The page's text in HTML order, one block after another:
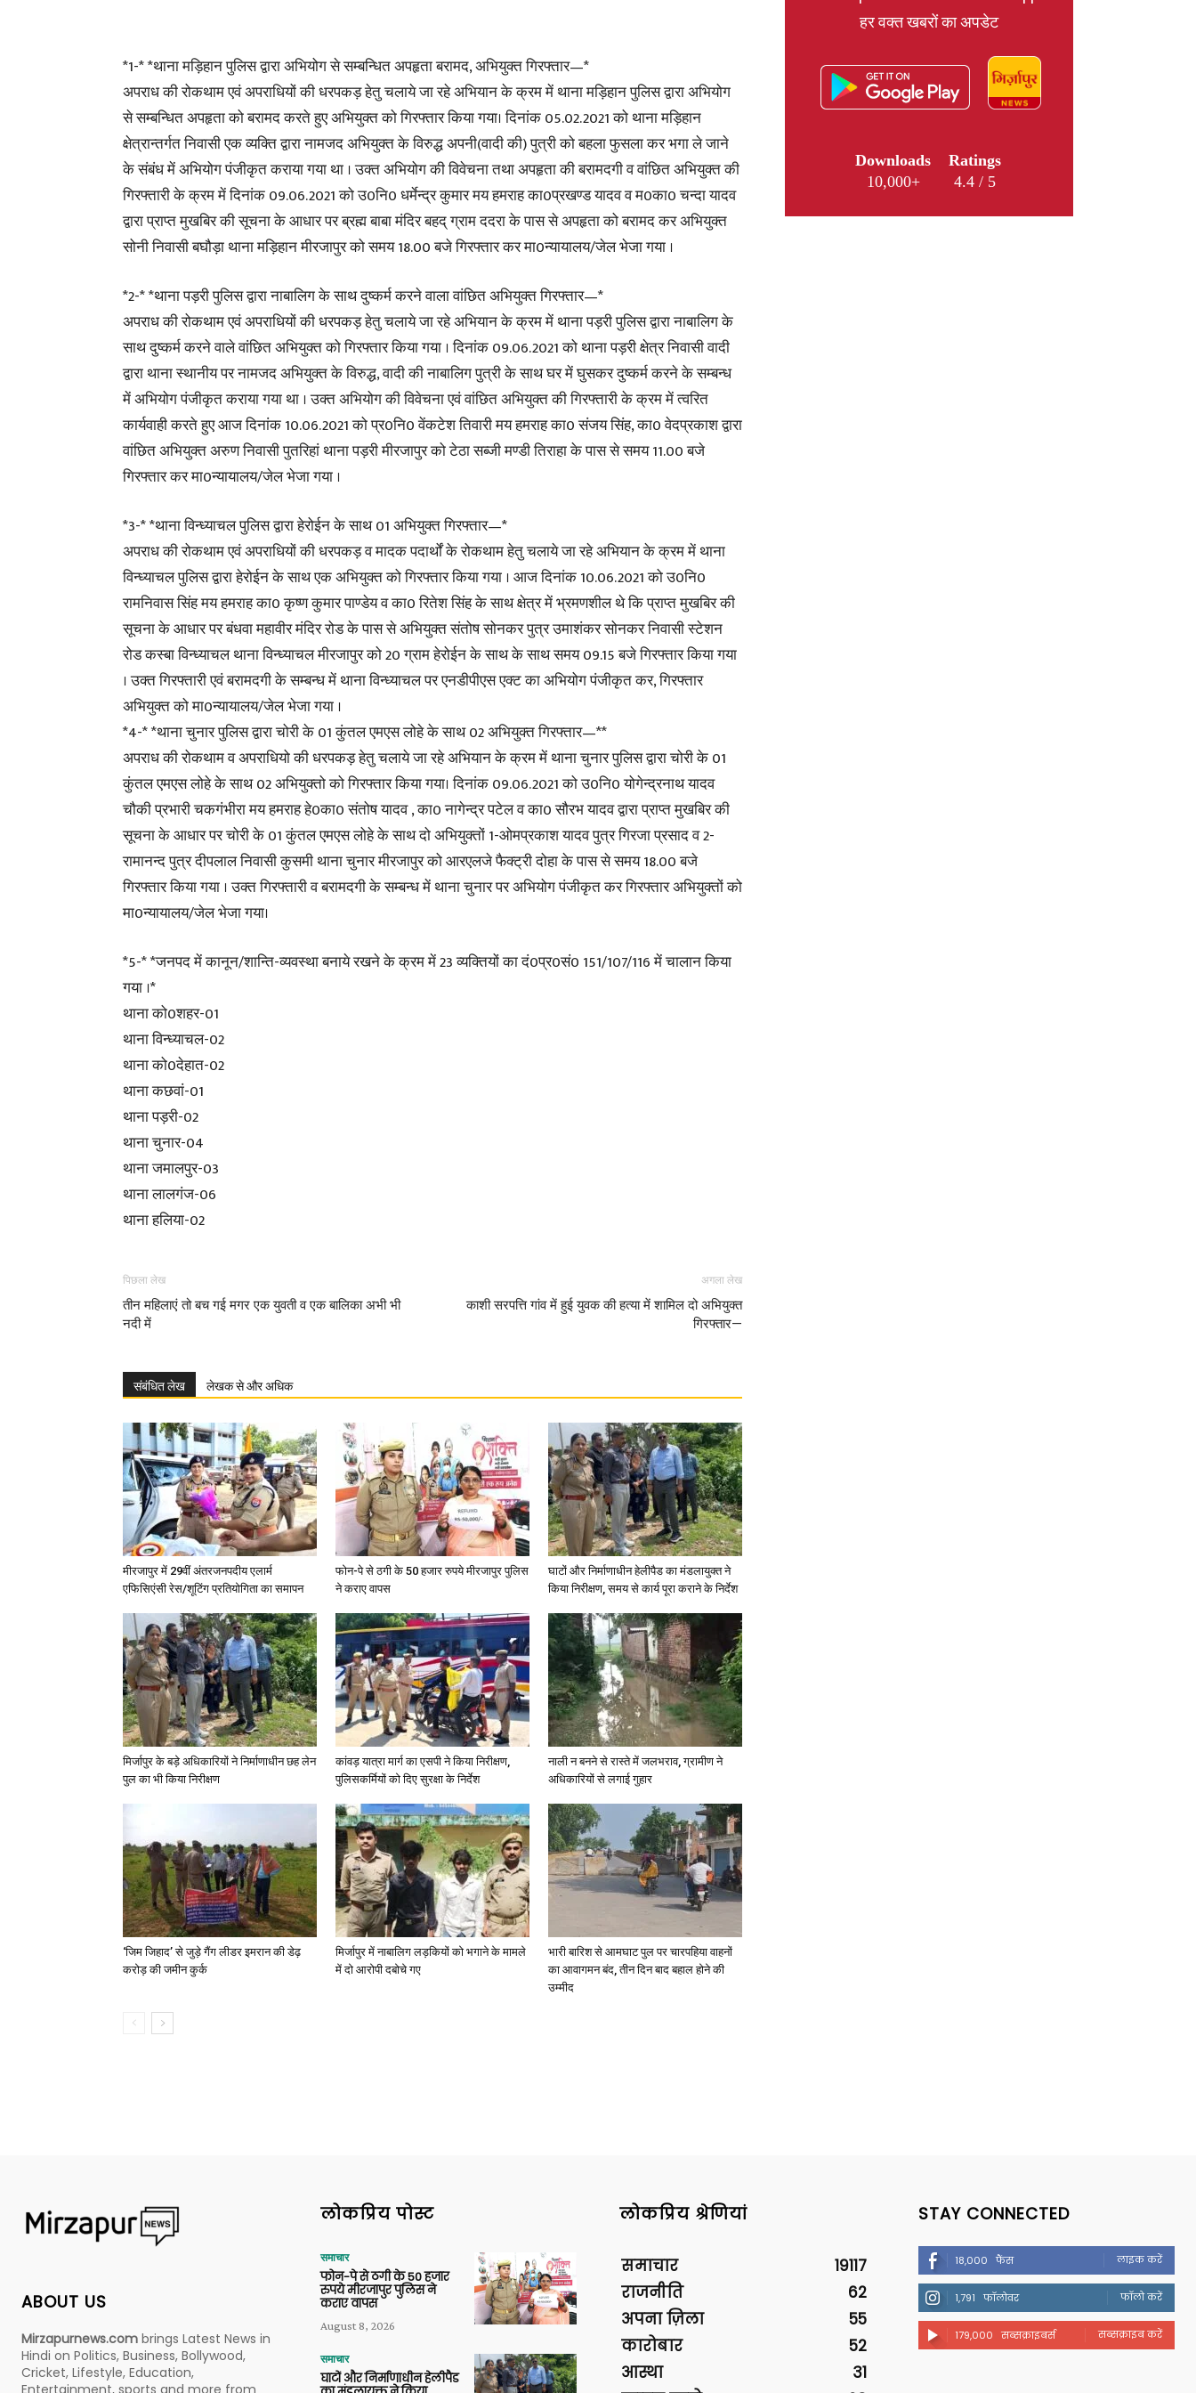
News,
Latest
News
in
Hindi,
Today
Hindi
*1-* *थाना मड़िहान पुलिस द्वारा अभियोग से सम्बन्धित अपहृता बरामद, अभियुक्त गिरफ्तार—*
अपराध की रोकथाम एवं अपराधियों की धरपकड़ हेतु चलाये जा रहे अभियान के क्रम में थाना मड़िहान पुलिस द्वारा अभियोग
से सम्बन्धित अपहृता को बरामद करते हुए अभियुक्त को गिरफ्तार किया गया। दिनांक 05.02.2021 को थाना मड़िहान
क्षेत्रान्तर्गत निवासी एक व्यक्ति द्वारा नामजद अभियुक्त के विरुद्ध अपनी(वादी की) पुत्री को बहला फुसला कर भगा ले जाने
के संबंध में अभियोग पंजीकृत कराया गया था । उक्त अभियोग की विवेचना तथा अपहृता की बरामदगी व वांछित अभियुक्त की
गिरफ्तारी के क्रम में दिनांक 09.06.2021 को उ0नि0 धर्मेन्द्र कुमार मय हमराह का0प्रखण्ड यादव व म0का0 चन्दा यादव
द्वारा प्राप्त मुखबिर की सूचना के आधार पर ब्रह्म बाबा मंदिर बहद् ग्राम ददरा के पास से अपहृता को बरामद कर अभियुक्त
सोनी निवासी बघौड़ा थाना मड़िहान मीरजापुर को समय 18.00 बजे गिरफ्तार कर मा0न्यायालय/जेल भेजा गया ।
*2-* *थाना पड़री पुलिस द्वारा नाबालिग के साथ दुष्कर्म करने वाला वांछित अभियुक्त गिरफ्तार—*
अपराध की रोकथाम एवं अपराधियों की धरपकड़ हेतु चलाये जा रहे अभियान के क्रम में थाना पड़री पुलिस द्वारा नाबालिग के
साथ दुष्कर्म करने वाले वांछित अभियुक्त को गिरफ्तार किया गया । दिनांक 09.06.2021 को थाना पड़री क्षेत्र निवासी वादी
द्वारा थाना स्थानीय पर नामजद अभियुक्त के विरुद्ध, वादी की नाबालिग पुत्री के साथ घर में घुसकर दुष्कर्म करने के सम्बन्ध
में अभियोग पंजीकृत कराया गया था । उक्त अभियोग की विवेचना एवं वांछित अभियुक्त की गिरफ्तारी के क्रम में त्वरित
कार्यवाही करते हुए आज दिनांक 10.06.2021 को प्र0नि0 वेंकटेश तिवारी मय हमराह का0 संजय सिंह, का0 वेदप्रकाश द्वारा
वांछित अभियुक्त अरुण निवासी पुतरिहां थाना पड़री मीरजापुर को टेठा सब्जी मण्डी तिराहा के पास से समय 11.00 बजे
गिरफ्तार कर मा0न्यायालय/जेल भेजा गया ।
*3-* *थाना विन्ध्याचल पुलिस द्वारा हेरोईन के साथ 01 अभियुक्त गिरफ्तार—*
अपराध की रोकथाम एवं अपराधियों की धरपकड़ व मादक पदार्थों के रोकथाम हेतु चलाये जा रहे अभियान के क्रम में थाना
विन्ध्याचल पुलिस द्वारा हेरोईन के साथ एक अभियुक्त को गिरफ्तार किया गया । आज दिनांक 10.06.2021 को उ0नि0
रामनिवास सिंह मय हमराह का0 कृष्ण कुमार पाण्डेय व का0 रितेश सिंह के साथ क्षेत्र में भ्रमणशील थे कि प्राप्त मुखबिर की
सूचना के आधार पर बंधवा महावीर मंदिर रोड के पास से अभियुक्त संतोष सोनकर पुत्र उमाशंकर सोनकर निवासी स्टेशन
रोड कस्बा विन्ध्याचल थाना विन्ध्याचल मीरजापुर को 20 ग्राम हेरोईन के साथ के साथ समय 09.15 बजे गिरफ्तार किया गया
। उक्त गिरफ्तारी एवं बरामदगी के सम्बन्ध में थाना विन्ध्याचल पर एनडीपीएस एक्ट का अभियोग पंजीकृत कर, गिरफ्तार
अभियुक्त को मा0न्यायालय/जेल भेजा गया ।
*4-* *थाना चुनार पुलिस द्वारा चोरी के 01 कुंतल एमएस लोहे के साथ 02 अभियुक्त गिरफ्तार—**
अपराध की रोकथाम व अपराधियो की धरपकड़ हेतु चलाये जा रहे अभियान के क्रम में थाना चुनार पुलिस द्वारा चोरी के 01
कुंतल एमएस लोहे के साथ 02 अभियुक्तो को गिरफ्तार किया गया। दिनांक 09.06.2021 को उ0नि0 योगेन्द्रनाथ यादव
चौकी प्रभारी चकगंभीरा मय हमराह हे0का0 संतोष यादव , का0 नागेन्द्र पटेल व का0 सौरभ यादव द्वारा प्राप्त मुखबिर की
सूचना के आधार पर चोरी के 01 कुंतल एमएस लोहे के साथ दो अभियुक्तों 1-ओमप्रकाश यादव पुत्र गिरजा प्रसाद व 2-
रामानन्द पुत्र दीपलाल निवासी कुसमी थाना चुनार मीरजापुर को आरएलजे फैक्ट्री दोहा के पास से समय 18.00 बजे
गिरफ्तार किया गया । उक्त गिरफ्तारी व बरामदगी के सम्बन्ध में थाना चुनार पर अभियोग पंजीकृत कर गिरफ्तार अभियुक्तों को
मा0न्यायालय/जेल भेजा गया।
*5-* *जनपद में कानून/शान्ति-व्यवस्था बनाये रखने के क्रम में 23 व्यक्तियों का दं0प्र0सं0 151/107/116 में चालान किया
गया ।*
थाना को0शहर-01
थाना विन्ध्याचल-02
थाना को0देहात-02
थाना कछवां-01
थाना पड़री-02
थाना चुनार-04
थाना जमालपुर-03
थाना लालगंज-06
थाना हलिया-02
पिछला लेख
तीन महिलाएं तो बच गई मगर एक युवती व एक बालिका अभी भी
नदी में
अगला लेख
काशी सरपत्ति गांव में हुई युवक की हत्या में शामिल दो अभियुक्त
गिरफ्तार—
संबंधित लेख लेखक से और अधिक
मीरजापुर में 29वीं अंतरजनपदीय एलार्म
एफिसिएंसी रेस/शूटिंग प्रतियोगिता का समापन
फोन-पे से ठगी के 50 हजार रुपये मीरजापुर पुलिस
ने कराए वापस
घाटों और निर्माणाधीन हेलीपैड का मंडलायुक्त ने
किया निरीक्षण, समय से कार्य पूरा कराने के निर्देश
मिर्जापुर के बड़े अधिकारियों ने निर्माणाधीन छह लेन
पुल का भी किया निरीक्षण
कांवड़ यात्रा मार्ग का एसपी ने किया निरीक्षण,
पुलिसकर्मियों को दिए सुरक्षा के निर्देश
नाली न बनने से रास्ते में जलभराव, ग्रामीण ने
अधिकारियों से लगाई गुहार
‘जिम जिहाद’ से जुड़े गैंग लीडर इमरान की डेढ़
करोड़ की जमीन कुर्क
मिर्जापुर में नाबालिग लड़कियों को भगाने के मामले
में दो आरोपी दबोचे गए
भारी बारिश से आमघाट पुल पर चारपहिया वाहनों
का आवागमन बंद, तीन दिन बाद बहाल होने की
उम्मीद
हर वक्त खबरों का अपडेट
Downloads
10,000+
Ratings
4.4 / 5
ABOUT US
Mirzapurnews.com brings Latest News in
Hindi on Politics, Business, Bollywood,
Cricket, Lifestyle, Education,
Entertainment, sports and more from
लोकप्रिय पोस्ट
समाचार
फोन-पे से ठगी के 50 हजार
रुपये मीरजापुर पुलिस ने
कराए वापस
August 8, 2026
समाचार
घाटों और निर्माणाधीन हेलीपैड
लोकप्रिय श्रेणियां
समाचार
19117
राजनीति
62
अपना ज़िला
55
कारोबार
52
आस्था
31
STAY CONNECTED
18,000 फैंस लाइक करें
1,791 फॉलोवर फॉलो करें
179,000 सब्सक्राइबर्स सब्सक्राइब करें